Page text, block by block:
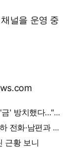
널을 운영 중
근황 보니